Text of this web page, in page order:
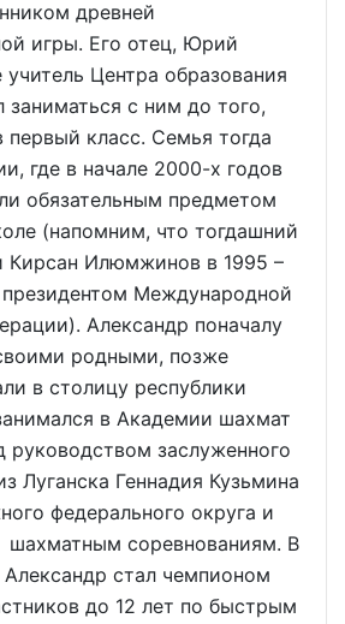
древней
игры. Его отец, Юрий
Центра образования
заниматься с ним до того,
первый класс. Семья тогда
где в начале 2000-х годов
обязательным предметом
(напомним, что тогдашний
Кирсан Илюмжинов в 1995 –
Международной
Александр поначалу
родными, позже
в столицу республики
в Академии шахмат
руководством заслуженного
Луганска Геннадия Кузьмина
федерального округа и
шахматным соревнованиям. В
стал чемпионом
до 12 лет по быстрым